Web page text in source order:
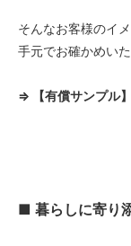
そんなお客様のイ
手元でお確かめい
⇒ 【有償サンプル
■ 暮らしに寄り